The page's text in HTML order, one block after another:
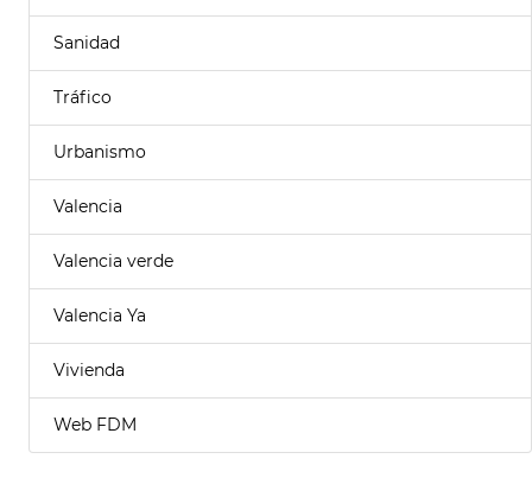
Sanidad
Tráfico
Urbanismo
Valencia
Valencia verde
Valencia Ya
Vivienda
Web FDM